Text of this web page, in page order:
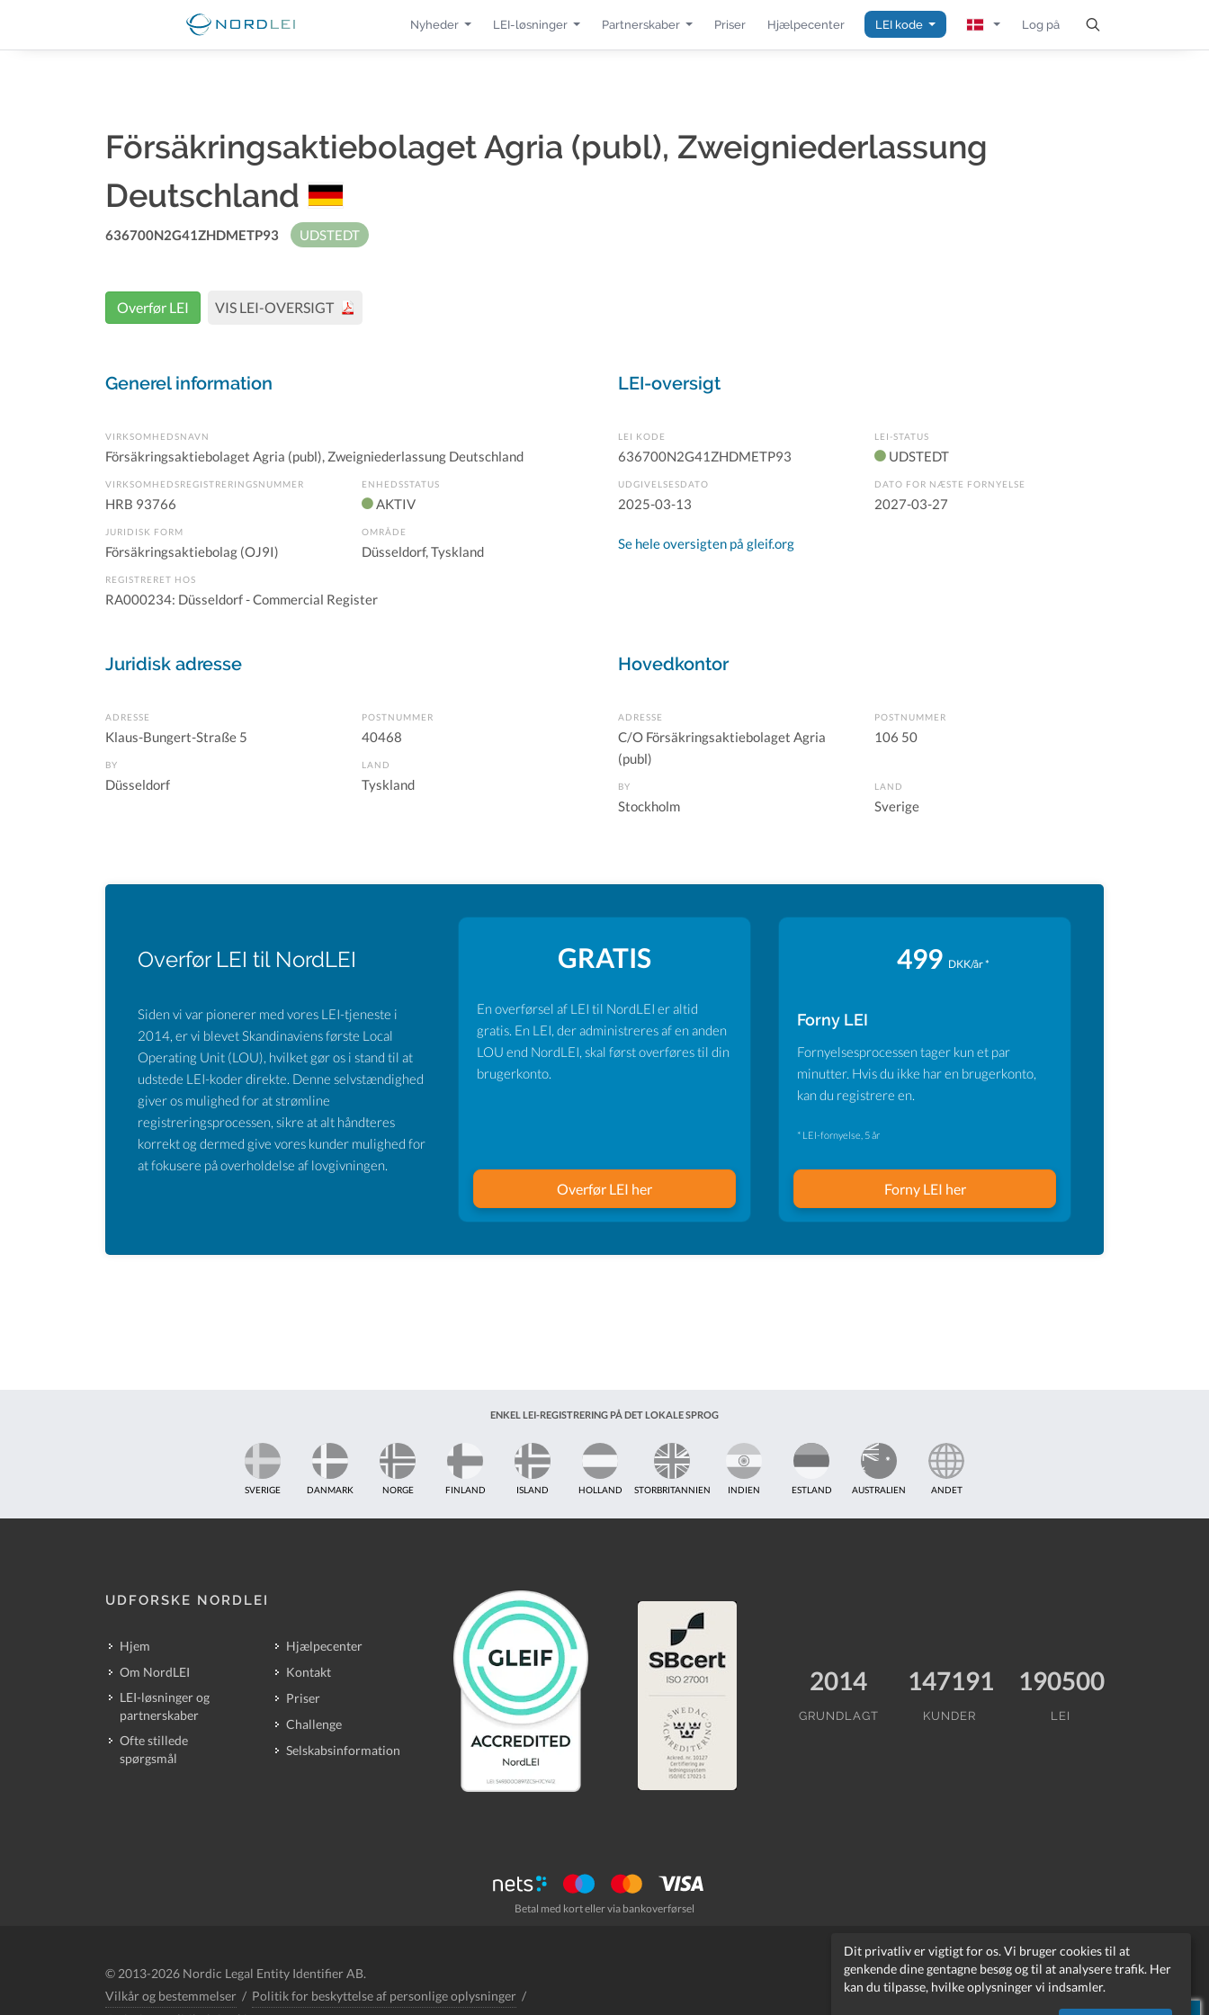
Nyheder LEI-løsninger Partnerskaber Priser Hjælpecenter LEI kode Log på
Dit privatliv er vigtigt for os. Vi bruger cookies til at
genkende dine gentagne besøg og til at analysere trafik. Her
kan du tilpasse, hvilke oplysninger vi indsamler.
Försäkringsaktiebolaget Agria (publ), Zweigniederlassung
Deutschland
636700N2G41ZHDMETP93 UDSTEDT
Overfør LEI VIS LEI-OVERSIGT
Generel information
VIRKSOMHEDSNAVN
Försäkringsaktiebolaget Agria (publ), Zweigniederlassung Deutschland
VIRKSOMHEDSREGISTRERINGSNUMMER
HRB 93766
ENHEDSSTATUS
AKTIV
JURIDISK FORM
Försäkringsaktiebolag (OJ9I)
OMRÅDE
Düsseldorf, Tyskland
REGISTRERET HOS
RA000234: Düsseldorf - Commercial Register
LEI-oversigt
LEI KODE
636700N2G41ZHDMETP93
LEI-STATUS
UDSTEDT
UDGIVELSESDATO
2025-03-13
DATO FOR NÆSTE FORNYELSE
2027-03-27
Se hele oversigten på gleif.org
Juridisk adresse
ADRESSE
Klaus-Bungert-Straße 5
POSTNUMMER
40468
BY
Düsseldorf
LAND
Tyskland
Hovedkontor
ADRESSE
C/O Försäkringsaktiebolaget Agria
(publ)
POSTNUMMER
106 50
BY
Stockholm
LAND
Sverige
Overfør LEI til NordLEI
Siden vi var pionerer med vores LEI-tjeneste i
2014, er vi blevet Skandinaviens første Local
Operating Unit (LOU), hvilket gør os i stand til at
udstede LEI-koder direkte. Denne selvstændighed
giver os mulighed for at strømline
registreringsprocessen, sikre at alt håndteres
korrekt og dermed give vores kunder mulighed for
at fokusere på overholdelse af lovgivningen.
GRATIS
En overførsel af LEI til NordLEI er altid
gratis. En LEI, der administreres af en anden
LOU end NordLEI, skal først overføres til din
brugerkonto.
Overfør LEI her
499 DKK/år *
Forny LEI
Fornyelsesprocessen tager kun et par
minutter. Hvis du ikke har en brugerkonto,
kan du registrere en.
* LEI-fornyelse, 5 år
Forny LEI her
ENKEL LEI-REGISTRERING PÅ DET LOKALE SPROG
SVERIGE DANMARK NORGE FINLAND ISLAND HOLLAND STORBRITANNIEN INDIEN ESTLAND AUSTRALIEN ANDET
UDFORSKE NORDLEI
Hjem
Om NordLEI
LEI-løsninger og
partnerskaber
Ofte stillede
spørgsmål
Hjælpecenter
Kontakt
Priser
Challenge
Selskabsinformation
2014
GRUNDLAGT
147191
KUNDER
190500
LEI
Betal med kort eller via bankoverførsel
© 2013-2026 Nordic Legal Entity Identifier AB.
Vilkår og bestemmelser / Politik for beskyttelse af personlige oplysninger /
support@nordlei.org